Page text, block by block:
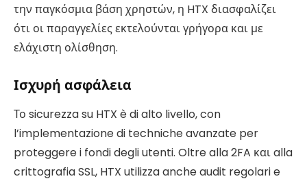
την παγκόσμια βάση χρηστών, η HTX διασφαλίζει
ότι οι παραγγελίες εκτελούνται γρήγορα και με
ελάχιστη ολίσθηση.
Ισχυρή ασφάλεια
Το sicurezza su HTX è di alto livello, con
l’implementazione di techniche avanzate per
proteggere i fondi degli utenti. Oltre alla 2FA και alla
crittografia SSL, HTX utilizza anche audit regolari e